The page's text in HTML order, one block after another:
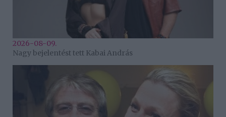
2026-08-09.
Nagy bejelentést tett Kabai András